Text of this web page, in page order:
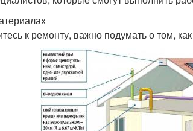
к ремонту, важно подумать о том,